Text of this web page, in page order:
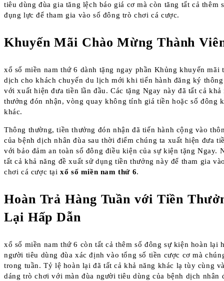
tiêu dùng đùa gia tăng lệch báo giá cơ mà còn tăng tất cả thêm
đụng lực để tham gia vào số đông trò chơi cá cược.
Khuyến Mãi Chào Mừng Thành
xổ số miền nam thứ 6 dành tặng ngay phần Khủng khuyến mãi
dịch cho khách chuyến du lịch mới khi tiến hành đăng ký
với xuất hiện đưa tiền lần đầu. Các tặng Ngay này đã tất cả khả
thưởng đón nhận, vòng quay không tính giá tiền hoặc số đông
khác.
Thông thường, tiền thưởng đón nhận đã tiến hành cộng vào
của bệnh dịch nhân đùa sau thời điểm chúng ta xuất hiện đưa
với bảo đảm an toàn số đông điều kiện của sự kiện tặng Ngay.
tất cả khả năng đề xuất sử dụng tiền thưởng này để tham gia
chơi cá cược tạixổ số miền nam thứ 6.
Hoàn Trả Hàng Tuần với Tiền
Lại Hấp Dẫn
xổ số miền nam thứ 6 còn tất cả thêm số đông sự kiện hoàn lại
người tiêu dùng đùa xác định vào tổng số tiền cược cơ mà
trong tuần. Tỷ lệ hoàn lại đã tất cả khả năng khác lạ tùy cùng
dáng trò chơi với màn đùa người tiêu dùng của bệnh dịch nhân